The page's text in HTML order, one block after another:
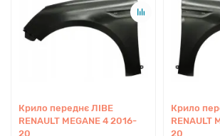
Крило переднє ЛІВЕ
RENAULT MEGANE 4 2016-
20
Крило
RENAULT
20